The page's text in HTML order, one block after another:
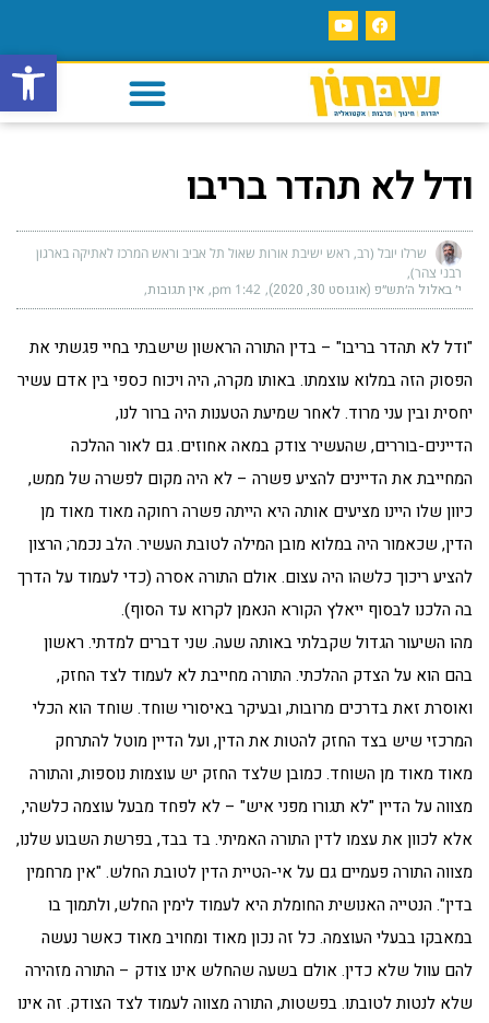
פתח
ודל לא תהדר בריבו
שרלו יובל (רב, ראש ישיבת אורות שאול תל אביב וראש המרכז לאתיקה בארגון
רבני צהר)
י׳ באלול ה׳תש״פ (אוגוסט 30, 2020) 1:42 pm אין תגובות
"ודל לא תהדר בריבו" – בדין התורה הראשון שישבתי בחיי פגשתי את
הפסוק הזה במלוא עוצמתו. באותו מקרה, היה ויכוח כספי בין אדם עשיר
יחסית ובין עני מרוד. לאחר שמיעת הטענות היה ברור לנו,
הדיינים-בוררים, שהעשיר צודק במאה אחוזים. גם לאור ההלכה
המחייבת את הדיינים להציע פשרה – לא היה מקום לפשרה של ממש,
כיוון שלו היינו מציעים אותה היא הייתה פשרה רחוקה מאוד מאוד מן
הדין, שכאמור היה במלוא מובן המילה לטובת העשיר. הלב נכמר; הרצון
להציע ריכוך כלשהו היה עצום. אולם התורה אסרה (כדי לעמוד על הדרך
בה הלכנו לבסוף ייאלץ הקורא הנאמן לקרוא עד הסוף).
מהו השיעור הגדול שקבלתי באותה שעה. שני דברים למדתי. ראשון
בהם הוא על הצדק ההלכתי. התורה מחייבת לא לעמוד לצד החזק,
ואוסרת זאת בדרכים מרובות, ובעיקר באיסורי שוחד. שוחד הוא הכלי
המרכזי שיש בצד החזק להטות את הדין, ועל הדיין מוטל להתרחק
מאוד מאוד מן השוחד. כמובן שלצד החזק יש עוצמות נוספות, והתורה
מצווה על הדיין "לא תגורו מפני איש" – לא לפחד מבעל עוצמה כלשהי,
אלא לכוון את עצמו לדין התורה האמיתי. בד בבד, בפרשת השבוע שלנו,
מצווה התורה פעמיים גם על אי-הטיית הדין לטובת החלש. "אין מרחמין
בדין". הנטייה האנושית החומלת היא לעמוד לימין החלש, ולתמוך בו
במאבקו בבעלי העוצמה. כל זה נכון מאוד ומחויב מאוד כאשר נעשה
להם עוול שלא כדין. אולם בשעה שהחלש אינו צודק – התורה מזהירה
שלא לנטות לטובתו. בפשטות, התורה מצווה לעמוד לצד הצודק. זה אינו